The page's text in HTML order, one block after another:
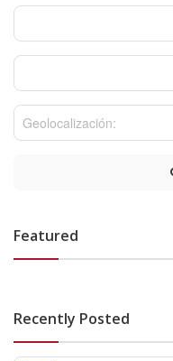
Featured
Recently Posted